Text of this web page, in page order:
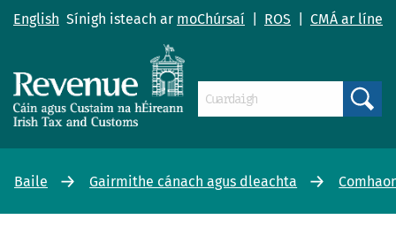
English Sínigh isteach ar moChúrsaí ROS CMÁ ar líne
Baile Gairmithe cánach agus dleachta